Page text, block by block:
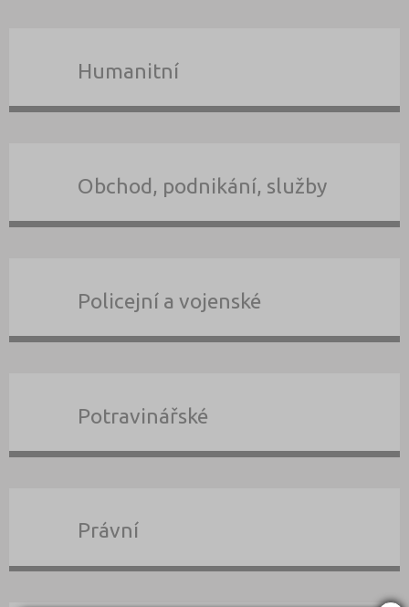
Humanitní
Obchod, podnikání, služby
Policejní a vojenské
Potravinářské
Právní